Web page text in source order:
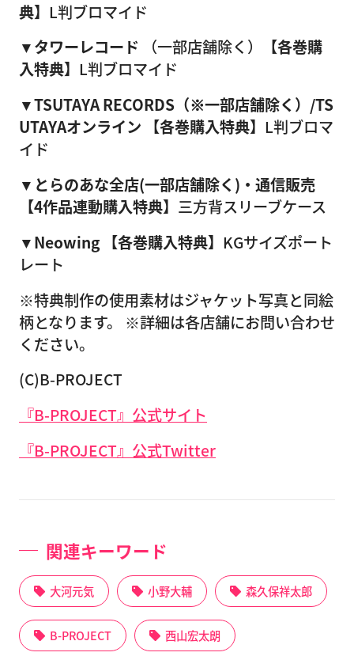
典】 L判ブロマイド
▼タワーレコード （一部店舗除く）
【各巻購
入特典】 L判ブロマイド
▼TSUTAYA RECORDS（※一部店舗除く）/TS
UTAYAオンライン
【各巻購入特典】 L判ブロマ
イド
▼とらのあな全店(一部店舗除く)・通信販売
【4作品連動購入特典】 三方背スリーブケース
▼Neowing 【各巻購入特典】 KGサイズポート
レート
※特典制作の使用素材はジャケット写真と同絵
柄となります。 ※詳細は各店舗にお問い合わせ
ください。
(C)B-PROJECT
『B-PROJECT』公式サイト
『B-PROJECT』公式Twitter
関連キーワード
大河元気 小野大輔 森久保祥太郎
B-PROJECT 西山宏太朗